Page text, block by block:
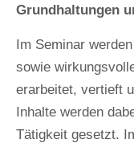
Grundhaltungen
Im Seminar
sowie
erarbeitet, vertieft
Inhalte werden
Tätigkeit gesetzt.